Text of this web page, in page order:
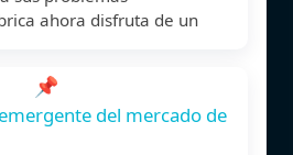
ahora disfruta de un
📌
del mercado de